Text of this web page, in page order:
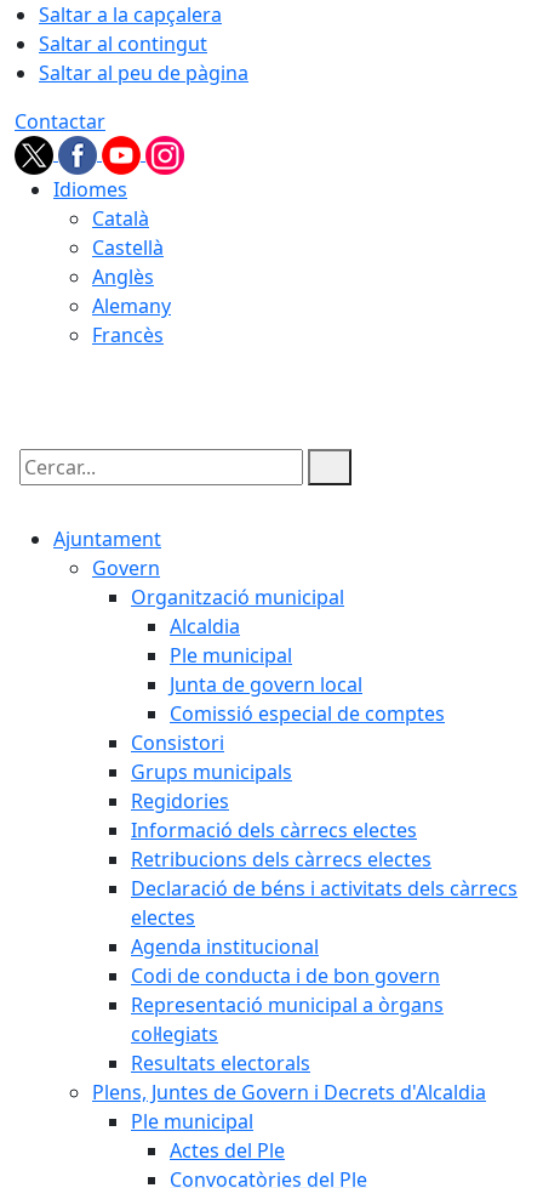
Saltar a la capçalera
Saltar al contingut
Saltar al peu de pàgina
Contactar
Idiomes
Català
Castellà
Anglès
Alemany
Francès
Cercar:
Ajuntament
Govern
Organització municipal
Alcaldia
Ple municipal
Junta de govern local
Comissió especial de comptes
Consistori
Grups municipals
Regidories
Informació dels càrrecs electes
Retribucions dels càrrecs electes
Declaració de béns i activitats dels càrrecs
electes
Agenda institucional
Codi de conducta i de bon govern
Representació municipal a òrgans
col·legiats
Resultats electorals
Plens, Juntes de Govern i Decrets d'Alcaldia
Ple municipal
Actes del Ple
Convocatòries del Ple